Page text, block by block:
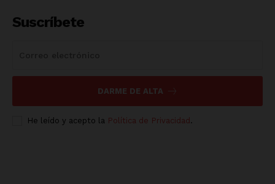
Suscríbete
DARME DE ALTA
He leído y acepto la Política de Privacidad .